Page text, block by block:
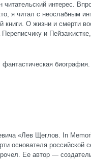
интерес.
я читал с неослабным
книги. О жизни и смерти
и
фантастическая
«Лев Щеглов. In
основателя российской
Ее автор —